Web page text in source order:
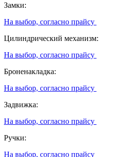
Замки:
На выбор, согласно прайсу
Цилиндрический механизм:
На выбор, согласно прайсу
Броненакладка:
На выбор, согласно прайсу
Задвижка:
На выбор, согласно прайсу
Ручки:
На выбор, согласно прайсу